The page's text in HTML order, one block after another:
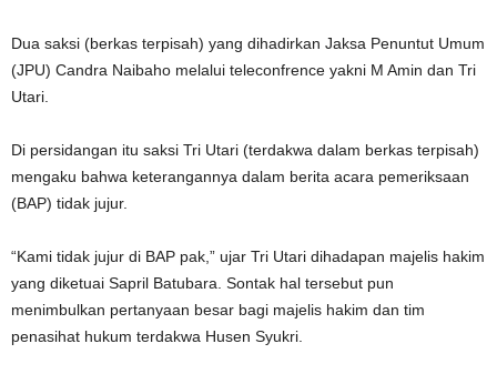
Dua saksi (berkas terpisah) yang dihadirkan Jaksa Penuntut Umum
(JPU) Candra Naibaho melalui teleconfrence yakni M Amin dan Tri
Utari.
Di persidangan itu saksi Tri Utari (terdakwa dalam berkas terpisah)
mengaku bahwa keterangannya dalam berita acara pemeriksaan
(BAP) tidak jujur.
“Kami tidak jujur di BAP pak,” ujar Tri Utari dihadapan majelis hakim
yang diketuai Sapril Batubara. Sontak hal tersebut pun
menimbulkan pertanyaan besar bagi majelis hakim dan tim
penasihat hukum terdakwa Husen Syukri.